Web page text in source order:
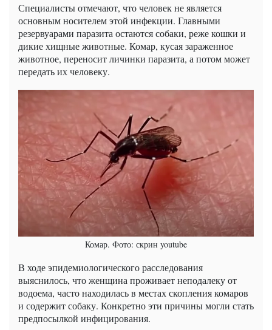
Специалисты отмечают, что человек не является
основным носителем этой инфекции. Главными
резервуарами паразита остаются собаки, реже кошки и
дикие хищные животные. Комар, кусая зараженное
животное, переносит личинки паразита, а потом может
передать их человеку.
Комар. Фото: скрин youtube
В ходе эпидемиологического расследования
выяснилось, что женщина проживает неподалеку от
водоема, часто находилась в местах скопления комаров
и содержит собаку. Конкретно эти причины могли стать
предпосылкой инфицирования.